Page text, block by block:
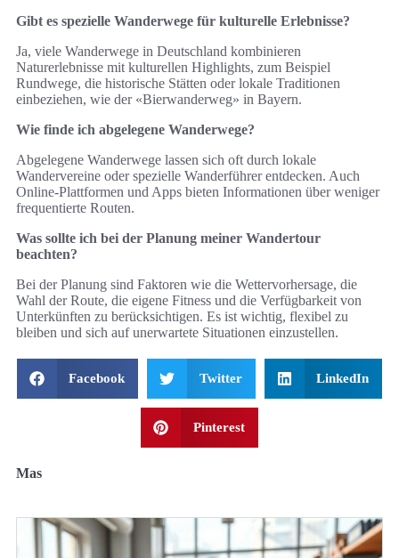
Gibt es spezielle Wanderwege für kulturelle Erlebnisse?
Ja, viele Wanderwege in Deutschland kombinieren
Naturerlebnisse mit kulturellen Highlights, zum Beispiel
Rundwege, die historische Stätten oder lokale Traditionen
einbeziehen, wie der «Bierwanderweg» in Bayern.
Wie finde ich abgelegene Wanderwege?
Abgelegene Wanderwege lassen sich oft durch lokale
Wandervereine oder spezielle Wanderführer entdecken. Auch
Online-Plattformen und Apps bieten Informationen über weniger
frequentierte Routen.
Was sollte ich bei der Planung meiner Wandertour
beachten?
Bei der Planung sind Faktoren wie die Wettervorhersage, die
Wahl der Route, die eigene Fitness und die Verfügbarkeit von
Unterkünften zu berücksichtigen. Es ist wichtig, flexibel zu
bleiben und sich auf unerwartete Situationen einzustellen.
Facebook Twitter LinkedIn
Pinterest
Mas